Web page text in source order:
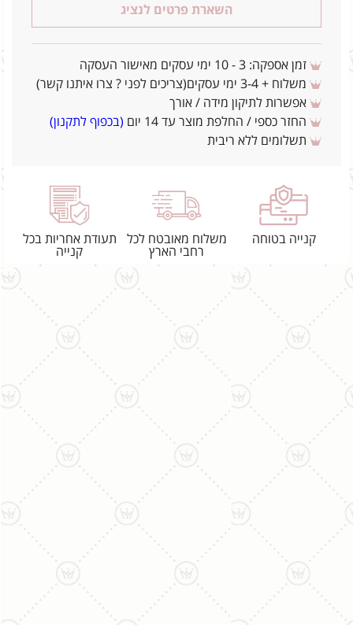
השארת פרטים לנציג
זמן אספקה: 3 - 10 ימי עסקים מאישור העסקה
משלוח + 3-4 ימי עסקים(צריכים לפני ? צרו איתנו קשר)
אפשרות לתיקון מידה / אורך
החזר כספי / החלפת מוצר עד 14 יום
(בכפוף לתקנון)
תשלומים ללא ריבית
קנייה בטוחה
משלוח מאובטח לכל
רחבי הארץ
תעודת אחריות בכל
קנייה